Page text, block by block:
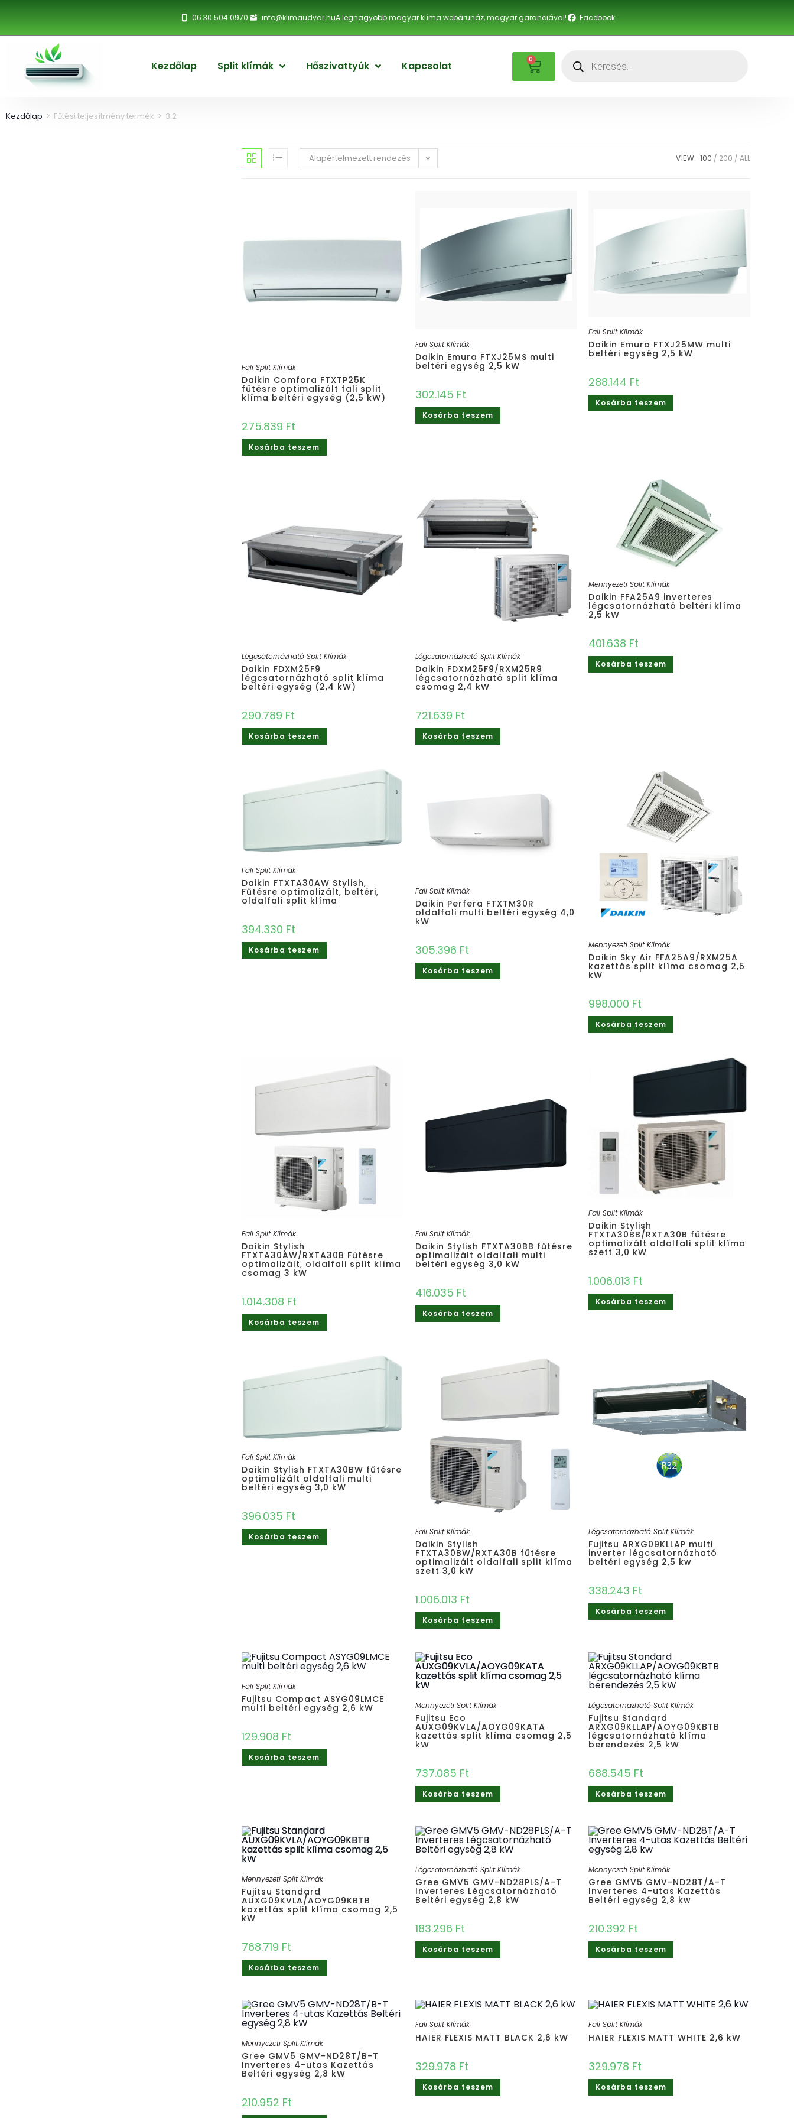
06 30 504 0970 info@klimaudvar.huA legnagyobb magyar klíma webáruház, magyar garanciával! Facebook
Kezdőlap Split klímák Hőszivattyúk Kapcsolat 0
Kezdőlap > Fűtési teljesítmény termék > 3.2
Alapértelmezett rendezés VIEW: 100 200 ALL
Fali Split Klímák
Daikin Comfora FTXTP25K
fűtésre optimalizált fali split
klíma beltéri egység (2,5 kW)
275.839 Ft
Kosárba teszem
Fali Split Klímák
Daikin Emura FTXJ25MS multi
beltéri egység 2,5 kW
302.145 Ft
Kosárba teszem
Fali Split Klímák
Daikin Emura FTXJ25MW multi
beltéri egység 2,5 kW
288.144 Ft
Kosárba teszem
Légcsatornázható Split Klímák
Daikin FDXM25F9
légcsatornázható split klíma
beltéri egység (2,4 kW)
290.789 Ft
Kosárba teszem
Légcsatornázható Split Klímák
Daikin FDXM25F9/RXM25R9
légcsatornázható split klíma
csomag 2,4 kW
721.639 Ft
Kosárba teszem
Mennyezeti Split Klímák
Daikin FFA25A9 ​inverteres
légcsatornázható beltéri klíma
2,5 kW
401.638 Ft
Kosárba teszem
Fali Split Klímák
Daikin FTXTA30AW Stylish,
Fűtésre optimalizált, beltéri,
oldalfali split klíma
394.330 Ft
Kosárba teszem
Fali Split Klímák
Daikin Perfera FTXTM30R
oldalfali multi beltéri egység 4,0
kW
305.396 Ft
Kosárba teszem
Mennyezeti Split Klímák
Daikin Sky Air FFA25A9/RXM25A
kazettás split klíma csomag 2,5
kW
998.000 Ft
Kosárba teszem
Fali Split Klímák
Daikin Stylish
FTXTA30AW/RXTA30B Fűtésre
optimalizált, oldalfali split klíma
csomag 3 kW
1.014.308 Ft
Kosárba teszem
Fali Split Klímák
Daikin Stylish FTXTA30BB fűtésre
optimalizált oldalfali multi
beltéri egység 3,0 kW
416.035 Ft
Kosárba teszem
Fali Split Klímák
Daikin Stylish
FTXTA30BB/RXTA30B fűtésre
optimalizált oldalfali split klíma
szett 3,0 kW
1.006.013 Ft
Kosárba teszem
Fali Split Klímák
Daikin Stylish FTXTA30BW fűtésre
optimalizált oldalfali multi
beltéri egység 3,0 kW
396.035 Ft
Kosárba teszem
Fali Split Klímák
Daikin Stylish
FTXTA30BW/RXTA30B fűtésre
optimalizált oldalfali split klíma
szett 3,0 kW
1.006.013 Ft
Kosárba teszem
Légcsatornázható Split Klímák
Fujitsu ARXG09KLLAP multi
inverter légcsatornázható
beltéri egység 2,5 kw
338.243 Ft
Kosárba teszem
Fali Split Klímák
Fujitsu Compact ASYG09LMCE
multi beltéri egység 2,6 kW
129.908 Ft
Kosárba teszem
Mennyezeti Split Klímák
Fujitsu Eco
AUXG09KVLA/AOYG09KATA
kazettás split klíma csomag 2,5
kW
737.085 Ft
Kosárba teszem
Légcsatornázható Split Klímák
Fujitsu Standard
ARXG09KLLAP/AOYG09KBTB
légcsatornázható klíma
berendezés 2,5 kW
688.545 Ft
Kosárba teszem
Mennyezeti Split Klímák
Fujitsu Standard
AUXG09KVLA/AOYG09KBTB
kazettás split klíma csomag 2,5
kW
768.719 Ft
Kosárba teszem
Légcsatornázható Split Klímák
Gree GMV5 GMV-ND28PLS/A-T
Inverteres Légcsatornázható
Beltéri egység 2,8 kW
183.296 Ft
Kosárba teszem
Mennyezeti Split Klímák
Gree GMV5 GMV-ND28T/A-T
Inverteres 4-utas Kazettás
Beltéri egység 2,8 kw
210.392 Ft
Kosárba teszem
Mennyezeti Split Klímák
Gree GMV5 GMV-ND28T/B-T
Inverteres 4-utas Kazettás
Beltéri egység 2,8 kW
210.952 Ft
Fali Split Klímák
HAIER FLEXIS MATT BLACK 2,6 kW
329.978 Ft
Kosárba teszem
Fali Split Klímák
HAIER FLEXIS MATT WHITE 2,6 kW
329.978 Ft
Kosárba teszem